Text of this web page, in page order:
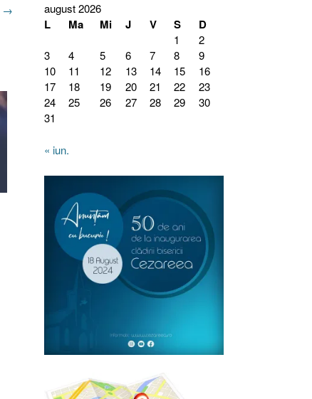
→ august 2026
L Ma Mi J V S D
1
2
3
4 5 6 7 8
9
10
11 12 13 14 15
16
17
18 19 20 21 22
23
24
25 26 27 28 29
30
31
« iun.